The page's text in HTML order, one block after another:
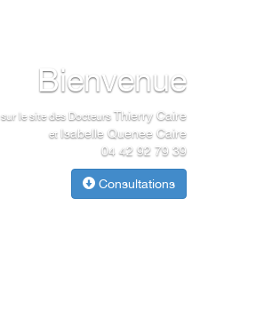
Bienvenue
sur le site des Docteurs Thierry Caire
et Isabelle Quenee Caire
04 42 92 79 39
Consultations